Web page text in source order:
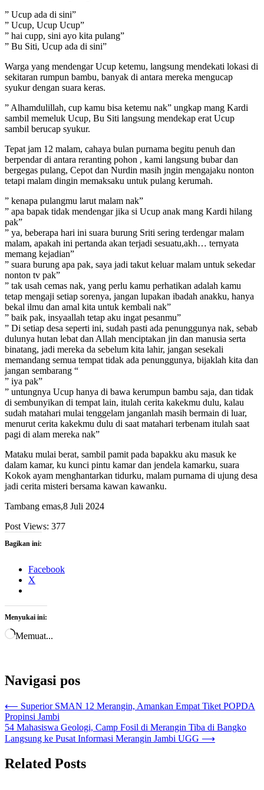
” Ucup ada di sini”
” Ucup, Ucup Ucup”
” hai cupp, sini ayo kita pulang”
” Bu Siti, Ucup ada di sini”
Warga yang mendengar Ucup ketemu, langsung mendekati lokasi di
sekitaran rumpun bambu, banyak di antara mereka mengucap
syukur dengan suara keras.
” Alhamdulillah, cup kamu bisa ketemu nak” ungkap mang Kardi
sambil memeluk Ucup, Bu Siti langsung mendekap erat Ucup
sambil berucap syukur.
Tepat jam 12 malam, cahaya bulan purnama begitu penuh dan
berpendar di antara reranting pohon , kami langsung bubar dan
bergegas pulang, Cepot dan Nurdin masih jngin mengajaku nonton
tetapi malam dingin memaksaku untuk pulang kerumah.
” kenapa pulangmu larut malam nak”
” apa bapak tidak mendengar jika si Ucup anak mang Kardi hilang
pak”
” ya, beberapa hari ini suara burung Sriti sering terdengar malam
malam, apakah ini pertanda akan terjadi sesuatu,akh… ternyata
memang kejadian”
” suara burung apa pak, saya jadi takut keluar malam untuk sekedar
nonton tv pak”
” tak usah cemas nak, yang perlu kamu perhatikan adalah kamu
tetap mengaji setiap sorenya, jangan lupakan ibadah anakku, hanya
bekal ilmu dan amal kita untuk kembali nak”
” baik pak, insyaallah tetap aku ingat pesanmu”
” Di setiap desa seperti ini, sudah pasti ada penunggunya nak, sebab
dulunya hutan lebat dan Allah menciptakan jin dan manusia serta
binatang, jadi mereka da sebelum kita lahir, jangan sesekali
memandang semua tempat tidak ada penunggunya, bijaklah kita dan
jangan sembarang “
” iya pak”
” untungnya Ucup hanya di bawa kerumpun bambu saja, dan tidak
di sembunyikan di tempat lain, itulah cerita kakekmu dulu, kalau
sudah matahari mulai tenggelam janganlah masih bermain di luar,
menurut cerita kakekmu dulu di saat matahari terbenam itulah saat
pagi di alam mereka nak”
Mataku mulai berat, sambil pamit pada bapakku aku masuk ke
dalam kamar, ku kunci pintu kamar dan jendela kamarku, suara
Kokok ayam menghantarkan tidurku, malam purnama di ujung desa
jadi cerita misteri bersama kawan kawanku.
Tambang emas,8 Juli 2024
Post Views: 377
Bagikan ini:
Facebook
X
Menyukai ini:
Memuat...
Navigasi pos
⟵ Superior SMAN 12 Merangin, Amankan Empat Tiket POPDA
Propinsi Jambi
54 Mahasiswa Geologi, Camp Fosil di Merangin Tiba di Bangko
Langsung ke Pusat Informasi Merangin Jambi UGG ⟶
Related Posts